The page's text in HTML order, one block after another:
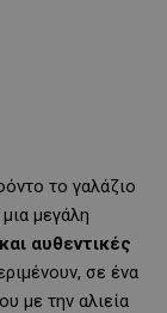
το γαλάζιο
μεγάλη
αυθεντικές
σε ένα
με την αλιεία